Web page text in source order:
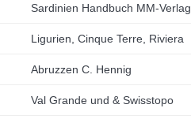
Sardinien Handbuch MM-Verlag
Ligurien, Cinque Terre, Riviera
Abruzzen C. Hennig
Val Grande und & Swisstopo